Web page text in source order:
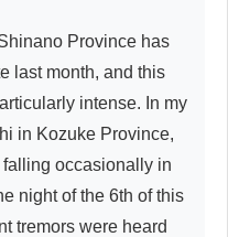
last month, and this
intense. In my
in Kozuke Province,
occasionally in
night of the 6th of this
tremors were heard